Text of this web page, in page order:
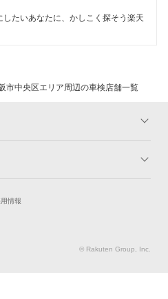
たいあなたに、かしこく探そう楽天
市中央区エリア周辺の車検店舗一覧
キャンペーン一覧
新車購入
情報
© Rakuten Group, Inc.